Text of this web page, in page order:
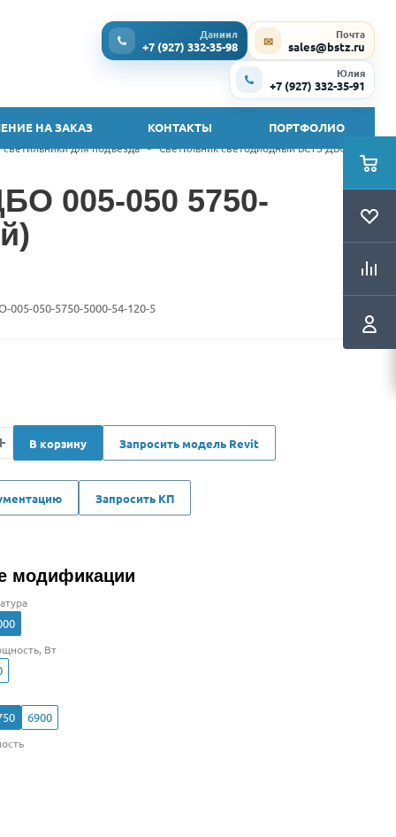
Даниил
+7 (927) 332-35-98 ✉ Почта
sales@bstz.ru
Юлия
+7 (927) 332-35-91
НА ЗАКАЗ КОНТАКТЫ ПОРТФОЛИО
для подъезда - Светильник светодиодный БСТЗ ДБО 005-
005-050 5750-
005-050-5750-5000-54-120-5
В корзину Запросить модель Revit
Запросить КП
модификации
Вт
6900